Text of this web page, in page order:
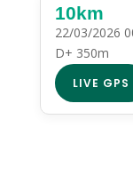
10km
22/03/2026
D+ 350m
LIVE GPS